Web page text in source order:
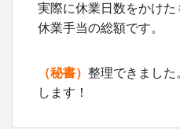
実際に休業日数をかけ
休業手当の総額です。
（秘書） 整理できました
します！